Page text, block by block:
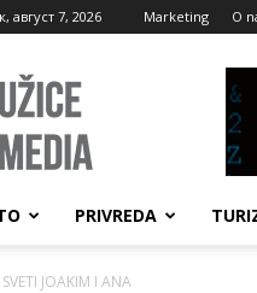
август 7, 2026 Marketing O
UžiceMedia
PRIVREDA
SVETI JOAKIM I ANA